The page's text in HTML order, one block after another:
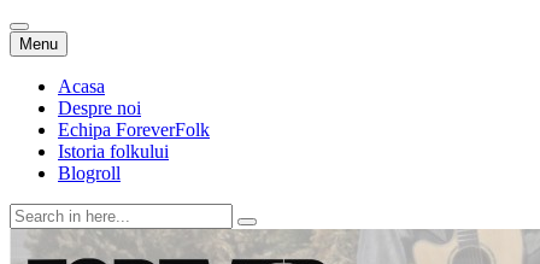
Menu Skip
to
content
Acasa
Despre noi
Echipa ForeverFolk
Istoria folkului
Blogroll
Search
for:
ForeverFolk
Muzica sufletului tau